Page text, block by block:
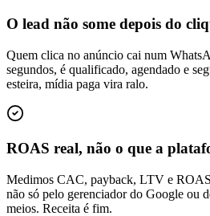
O lead não some depois do
Quem clica no anúncio cai num
segundos, é qualificado, agendado e
esteira, mídia paga vira ralo.
ROAS real, não o que a
Medimos CAC, payback, LTV e
não só pelo gerenciador do Google ou
meios. Receita é fim.